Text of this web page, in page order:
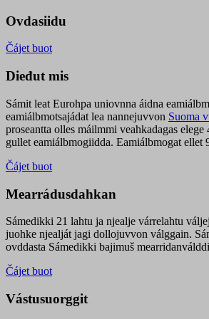
Ovdasiidu
Čájet buot
Dieđut mis
Sámit leat Eurohpa uniovnna áidna
eamiálbmotsajádat lea nannejuvvon Suoma
proseantta olles máilmmi veahkadagas
gullet eamiálbmogiidda. Eamiálbmogat ellet
Čájet buot
Mearrádusdahkan
Sámedikki 21 lahtu ja njealje várrelahtu
juohke njealját jagi dollojuvvon válggain.
ovddasta Sámedikki bajimuš
Čájet buot
Vástusuorggit